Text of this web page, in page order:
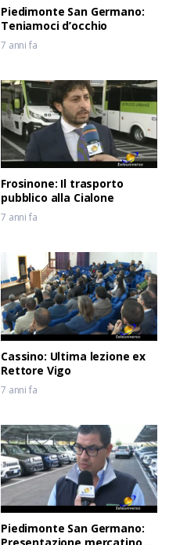
Piedimonte San Germano:
Teniamoci d’occhio
7 anni fa
Frosinone: Il trasporto
pubblico alla Cialone
7 anni fa
Cassino: Ultima lezione ex
Rettore Vigo
7 anni fa
Piedimonte San Germano: